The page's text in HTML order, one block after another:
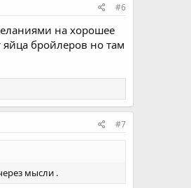
#6
на хорошее
яйца бройлеров но там
#7
мысли .